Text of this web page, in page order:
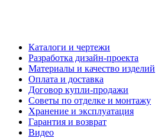
Каталоги и чертежи
Разработка дизайн-проекта
Материалы и качество изделий
Оплата и доставка
Договор купли-продажи
Советы по отделке и монтажу
Хранение и эксплуатация
Гарантия и возврат
Видео